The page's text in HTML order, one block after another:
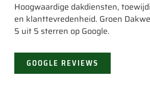
Hoogwaardige dakdiensten,
en klanttevredenheid. Groen
5 uit 5 sterren op Google.
GOOGLE REVIEWS